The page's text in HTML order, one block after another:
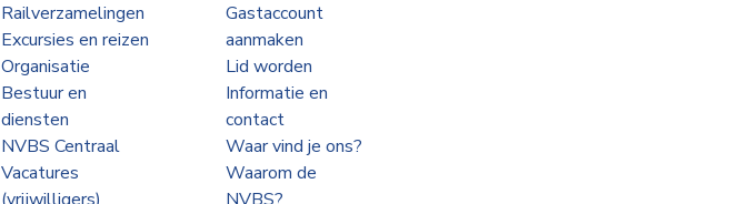
Railverzamelingen
Excursies en reizen
Organisatie
Bestuur en
diensten
NVBS Centraal
Vacatures
Gastaccount
aanmaken
Lid worden
Informatie en
contact
Waar vind je ons?
Waarom de